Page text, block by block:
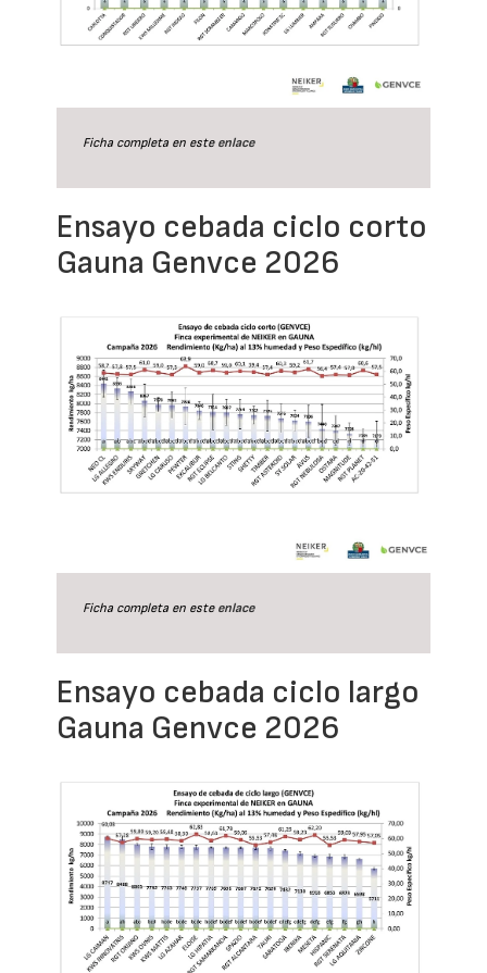
Ficha completa en este enlace
Ensayo cebada ciclo corto
Gauna Genvce 2026
Ficha completa en este enlace
Ensayo cebada ciclo largo
Gauna Genvce 2026